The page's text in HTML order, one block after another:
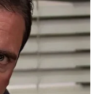
але тієї вже